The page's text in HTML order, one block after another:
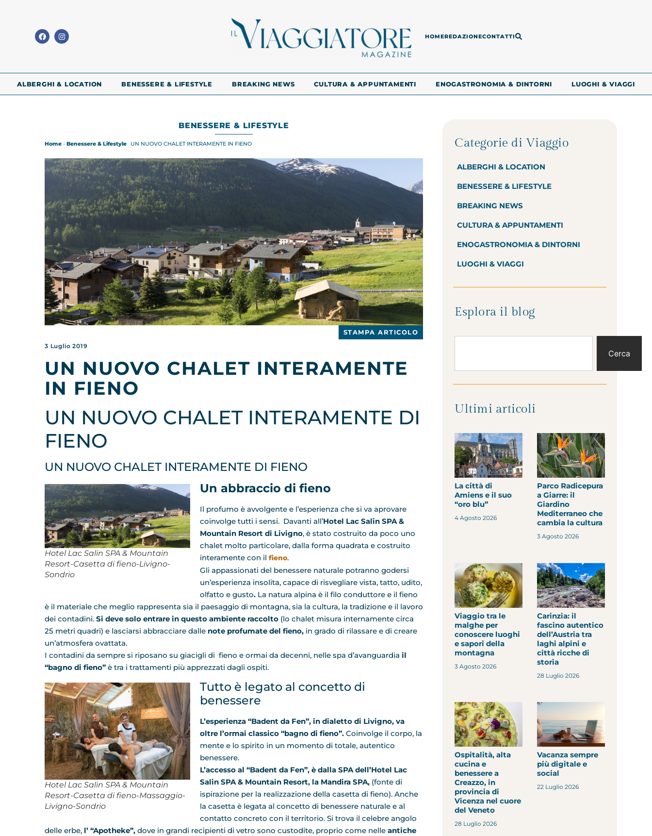
HOMEREDAZIONECONTATTI
ALBERGHI & LOCATION BENESSERE & LIFESTYLE BREAKING NEWS CULTURA & APPUNTAMENTI ENOGASTRONOMIA & DINTORNI LUOGHI & VIAGGI
BENESSERE & LIFESTYLE
Home - Benessere & Lifestyle UN NUOVO CHALET INTERAMENTE IN FIENO
STAMPA ARTICOLO
3 Luglio 2019
UN NUOVO CHALET INTERAMENTE
IN FIENO
UN NUOVO CHALET INTERAMENTE DI
FIENO
UN NUOVO CHALET INTERAMENTE DI FIENO
Hotel Lac Salin SPA & Mountain
Resort-Casetta di fieno-Livigno-
Sondrio
Un abbraccio di fieno
Il profumo è avvolgente e l’esperienza che si va aprovare
coinvolge tutti i sensi. Davanti all’Hotel Lac Salin SPA &
Mountain Resort di Livigno, è stato costruito da poco uno
chalet molto particolare, dalla forma quadrata e costruito
interamente con il fieno.
Gli appassionati del benessere naturale potranno godersi
un’esperienza insolita, capace di risvegliare vista, tatto, udito,
olfatto e gusto. La natura alpina è il filo conduttore e il fieno
è il materiale che meglio rappresenta sia il paesaggio di montagna, sia la cultura, la tradizione e il lavoro
dei contadini. Si deve solo entrare in questo ambiente raccolto (lo chalet misura internamente circa
25 metri quadri) e lasciarsi abbracciare dalle note profumate del fieno, in grado di rilassare e di creare
un’atmosfera ovattata.
I contadini da sempre si riposano su giacigli di fieno e ormai da decenni, nelle spa d’avanguardia il
“bagno di fieno” è tra i trattamenti più apprezzati dagli ospiti.
Hotel Lac Salin SPA & Mountain
Resort-Casetta di fieno-Massaggio-
Livigno-Sondrio
Tutto è legato al concetto di
benessere
L’esperienza “Badent da Fen”, in dialetto di Livigno, va
oltre l’ormai classico “bagno di fieno”. Coinvolge il corpo, la
mente e lo spirito in un momento di totale, autentico
benessere.
L’accesso al “Badent da Fen”, è dalla SPA dell’Hotel Lac
Salin SPA & Mountain Resort, la Mandira SPA, (fonte di
ispirazione per la realizzazione della casetta di fieno). Anche
la casetta è legata al concetto di benessere naturale e al
contatto concreto con il territorio. Si trova il celebre angolo
delle erbe, l’ “Apotheke”, dove in grandi recipienti di vetro sono custodite, proprio come nelle antiche
Categorie di Viaggio
ALBERGHI & LOCATION
BENESSERE & LIFESTYLE
BREAKING NEWS
CULTURA & APPUNTAMENTI
ENOGASTRONOMIA & DINTORNI
LUOGHI & VIAGGI
Esplora il blog
Cerca
Ultimi articoli
La città di
Amiens e il suo
“oro blu”
4 Agosto 2026
Parco Radicepura
a Giarre: il
Giardino
Mediterraneo che
cambia la cultura
3 Agosto 2026
Viaggio tra le
malghe per
conoscere luoghi
e sapori della
montagna
3 Agosto 2026
Carinzia: il
fascino autentico
dell’Austria tra
laghi alpini e
città ricche di
storia
28 Luglio 2026
Ospitalità, alta
cucina e
benessere a
Creazzo, in
provincia di
Vicenza nel cuore
del Veneto
28 Luglio 2026
Vacanza sempre
più digitale e
social
22 Luglio 2026